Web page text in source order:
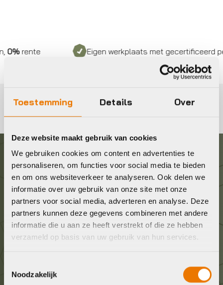
Toestemming Details Over
Deze website maakt gebruik van cookies
We gebruiken cookies om content en advertenties te
personaliseren, om functies voor social media te bieden
en om ons websiteverkeer te analyseren. Ook delen we
informatie over uw gebruik van onze site met onze
partners voor social media, adverteren en analyse. Deze
partners kunnen deze gegevens combineren met andere
informatie die u aan ze heeft verstrekt of die ze hebben
verzameld op basis van uw gebruik van hun services.
Noodzakelijk
rente Eigen werkplaats met gecertificeerd
Graag in contact komen?
Wij staan voor je klaar! Neem contact op via de
onderstaande gegevens.
Stuur ons een e-mail
Geef ons een belletje